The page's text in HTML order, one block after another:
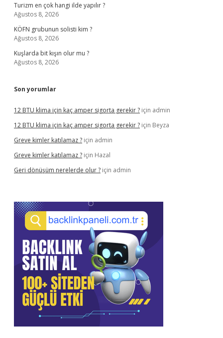
Turizm en çok hangi ilde yapılır ?
Ağustos 8, 2026
KÖFN grubunun solisti kim ?
Ağustos 8, 2026
Kuşlarda bit kışın olur mu ?
Ağustos 8, 2026
Son yorumlar
12 BTU klima için kaç amper sigorta gerekir ? için admin
12 BTU klima için kaç amper sigorta gerekir ? için Beyza
Greve kimler katılamaz ? için admin
Greve kimler katılamaz ? için Hazal
Geri dönüşüm nerelerde olur ? için admin